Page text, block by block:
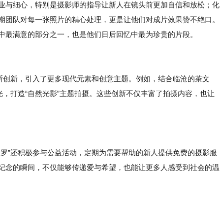
细心，特别是摄影师的指导让新人在镜头前更加自信和放松；化
队对每一张照片的精心处理，更是让他们对成片效果赞不绝口。
满意的部分之一，也是他们日后回忆中最为珍贵的片段。
新，引入了更多现代元素和创意主题。例如，结合临沧的茶文
打造“自然光影”主题拍摄。这些创新不仅丰富了拍摄内容，也让
”还积极参与公益活动，定期为需要帮助的新人提供免费的摄影服
的瞬间，不仅能够传递爱与希望，也能让更多人感受到社会的温